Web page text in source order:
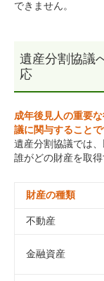
できません。
遺産分割協議
応
成年後見人の重要
議に関与することで
遺産分割協議では
誰がどの財産を取得
財産の種類
不動産
金融資産